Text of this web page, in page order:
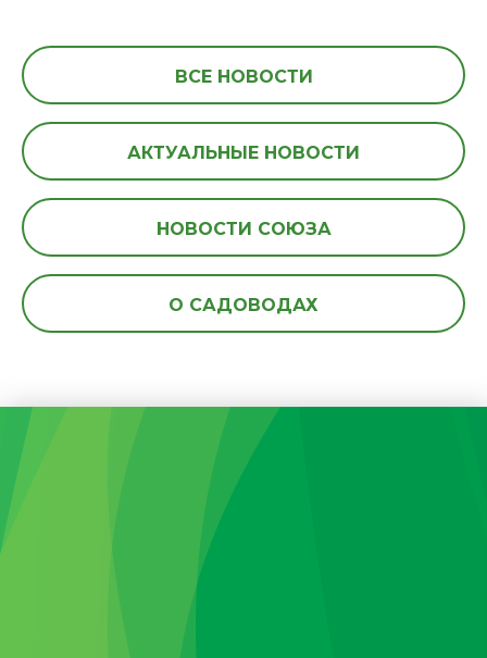
ВСЕ НОВОСТИ
АКТУАЛЬНЫЕ НОВОСТИ
НОВОСТИ СОЮЗА
О САДОВОДАХ